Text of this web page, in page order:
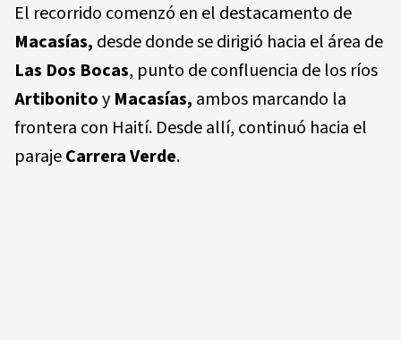
El recorrido comenzó en el destacamento de
Macasías, desde donde se dirigió hacia el área de
Las Dos Bocas, punto de confluencia de los ríos
Artibonitoy Macasías, ambos marcando la
frontera con Haití. Desde allí, continuó hacia el
parajeCarrera Verde.